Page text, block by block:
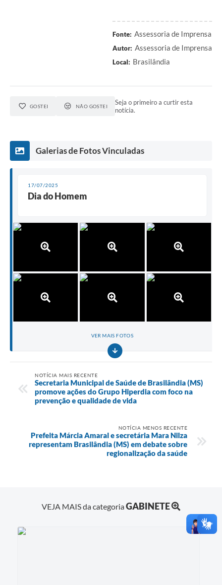
Fonte: Assessoria de Imprensa
Autor: Assessoria de Imprensa
Local: Brasilândia
GOSTEI NÃO GOSTEI
Seja o primeiro a curtir esta
notícia.
Galerias de Fotos Vinculadas
17/07/2025
Dia do Homem
VER MAIS FOTOS
NOTÍCIA MAIS RECENTE
Secretaria Municipal de Saúde de Brasilândia (MS)
promove ações do Grupo Hiperdia com foco na
prevenção e qualidade de vida
NOTÍCIA MENOS RECENTE
Prefeita Márcia Amaral e secretária Mara Nilza
representam Brasilândia (MS) em debate sobre
regionalização da saúde
VEJA MAIS da categoriaGABINETE